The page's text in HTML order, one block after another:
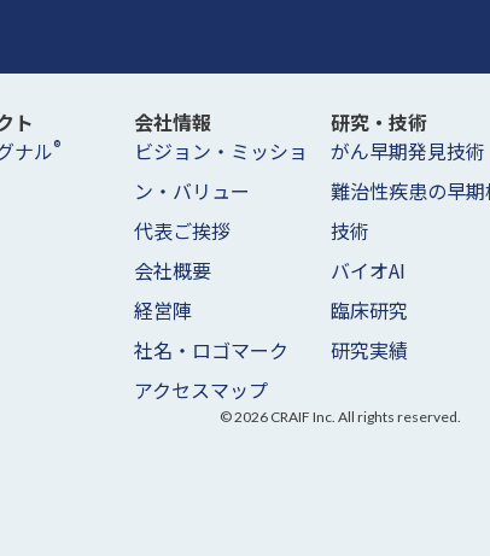
ト
ナル®
会社情報
ビジョン・ミッショ
ン・バリュー
代表ご挨拶
会社概要
経営陣
社名・ロゴマーク
アクセスマップ
研究・技術
がん早期発見技術
難治性疾患の早期
技術
バイオAI
臨床研究
研究実績
©2026 CRAIF Inc. All rights reserved.